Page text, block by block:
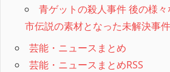
青ゲットの殺人事件 後の様
市伝説の素材となった未解決事件
芸能・ニュースまとめ
芸能・ニュースまとめRSS